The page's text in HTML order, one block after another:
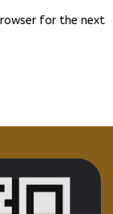
for the next